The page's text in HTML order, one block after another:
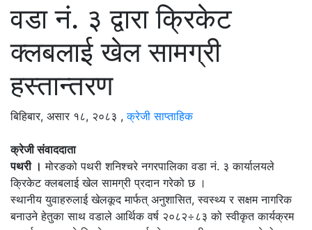
वडा नं. ३ द्वारा क्रिकेट
क्लबलाई खेल सामग्री
हस्तान्तरण
बिहिबार, असार १८, २०८३ ,क्रेजी साप्ताहिक
क्रेजी संवाददाता
पथरी । मोरङको पथरी शनिश्चरे नगरपालिका वडा नं. ३ कार्यालयले
क्रिकेट क्लबलाई खेल सामग्री प्रदान गरेको छ ।
स्थानीय युवाहरुलाई खेलकूद मार्फत् अनुशासित, स्वस्थ्य र सक्षम नागरिक
बनाउने हेतुका साथ वडाले आर्थिक वर्ष २०८२÷८३ को स्वीकृत कार्यक्रम